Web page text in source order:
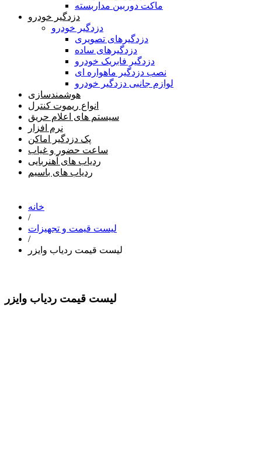
ماکت دوربین مداربسته
دزدگیر خودرو
دزدگیر خودرو
دزدگیرهای تصویری
دزدگیرهای ساده
دزدگیر فابریک خودرو
نصب دزدگیر ماهواره ای
لوازم جانبی دزدگیر خودرو
هوشمندسازی
انواع ریموت کنترل
سیستم های اعلام حریق
نرم افزار
پک دزدگیر اماکن
ساعت حضور و غیاب
ردیاب های آهنربایی
ردیاب های باسیم
خانه
/
لیست قیمت و تجهیزات
/
لیست قیمت ردیاب وایزر
لیست قیمت ردیاب وایزر